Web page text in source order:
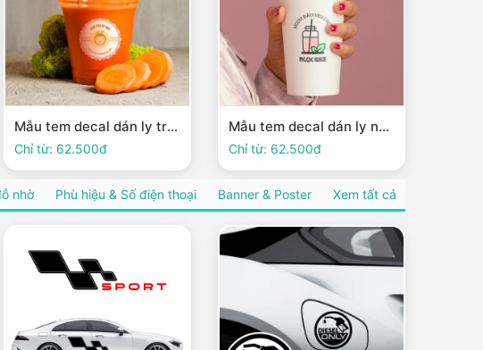
Mẫu tem decal dán ly trà sữa, nước ép ngộ nghĩnh dễ thương
Chỉ từ: 62.500đ
Mẫu tem decal dán ly nước thiết kế đơn giản độc đáo
Chỉ từ: 62.500đ
nhờ Phù hiệu & Số điện thoại Banner & Poster Xem tất cả